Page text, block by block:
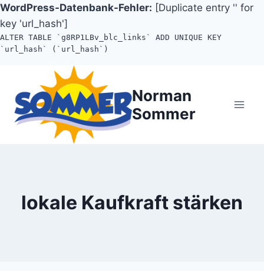
WordPress-Datenbank-Fehler: [Duplicate entry '' for
key 'url_hash']
ALTER TABLE `g8RP1LBv_blc_links` ADD UNIQUE KEY
`url_hash` (`url_hash`)
springen
Norman
Sommer
lokale Kaufkraft stärken